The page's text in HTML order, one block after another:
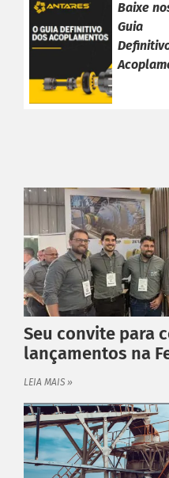
Baixe
Guia
Seu convite para
lançamentos na
LEIA MAIS »